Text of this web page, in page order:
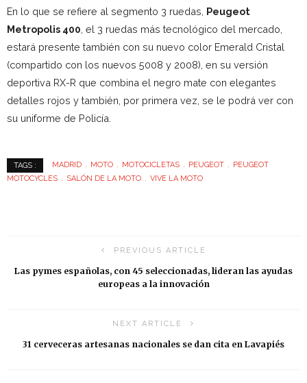
En lo que se refiere al segmento 3 ruedas, Peugeot
Metropolis 400 , el 3 ruedas más tecnológico del mercado,
estará presente también con su nuevo color Emerald Cristal
(compartido con los nuevos 5008 y 2008), en su versión
deportiva RX-R que combina el negro mate con elegantes
detalles rojos y también, por primera vez, se le podrá ver con
su uniforme de Policía.
TAGS : MADRID MOTO MOTOCICLETAS PEUGEOT
PEUGEOT
MOTOCYCLES
SALÓN DE LA MOTO VIVE LA MOTO
PREVIOUS ARTICLE
Las pymes españolas, con 45 seleccionadas, lideran las ayudas
europeas a la innovación
NEXT ARTICLE
31 cerveceras artesanas nacionales se dan cita en Lavapiés